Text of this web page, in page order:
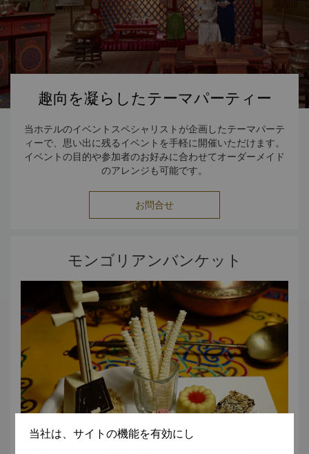
趣向を凝らしたテーマパーティー
当ホテルのイベントスペシャリストが企画したテーマパーテ
ィーで、思い出に残るイベントを手軽に開催いただけます。
イベントの目的や参加者のお好みに合わせてオーダーメイド
のアレンジも可能です。
お問合せ
モンゴリアンバンケット
当社は、サイトの機能を有効にし